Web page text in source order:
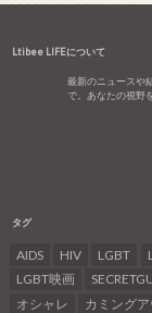
Ltibee LIFEについて
最新のニュースや
で。あなたの視野
タグ
AIDS HIV LGBT
LGBT映画
オシャレ
カミングア